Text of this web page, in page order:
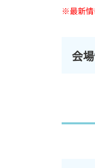
※最新情
会